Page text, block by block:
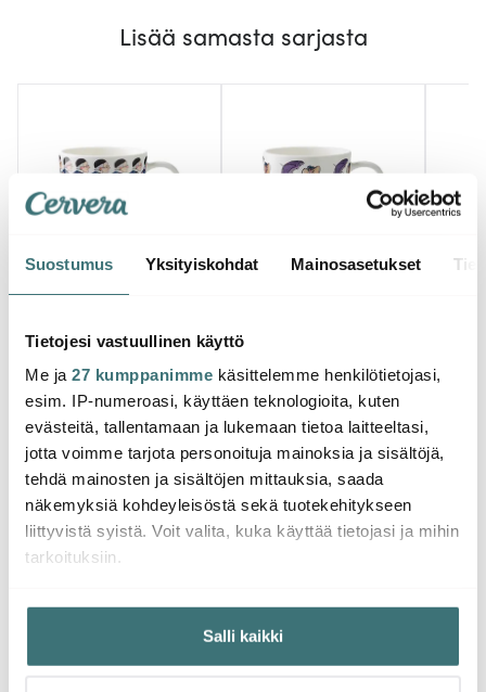
Suostumus Yksityiskohdat Mainosasetukset
Tietojesi vastuullinen käyttö
Me ja 27 kumppanimme käsittelemme henkilötietojasi,
esim. IP-numeroasi, käyttäen teknologioita, kuten
evästeitä, tallentamaan ja lukemaan tietoa laitteeltasi,
jotta voimme tarjota personoituja mainoksia ja sisältöjä,
tehdä mainosten ja sisältöjen mittauksia, saada
näkemyksiä kohdeyleisöstä sekä tuotekehitykseen
liittyvistä syistä. Voit valita, kuka käyttää tietojasi ja mihin
tarkoituksiin.
Jos sallit, haluamme myös tehdä seuraavia:
Kerätä tietoja maantieteellisestä sijainnistasi,
mahdollisesti muutaman metrin tarkkuudella
Salli kaikki
Lisää samasta sarjasta
Design House
Elsa Beskow Muki 40 cl
29.99 €
Saatavilla
Elsa Beskow Muki 40 cl
29.99 €
Saatavilla
Saatat pitää myös näistä